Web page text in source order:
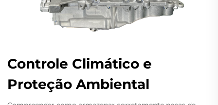
Controle Climático e
Proteção Ambiental